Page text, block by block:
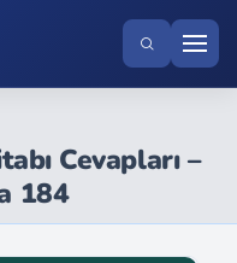
Cevapları –
184